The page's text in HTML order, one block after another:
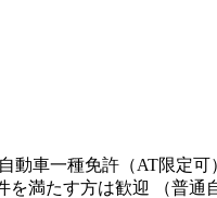
動車一種免許（AT限定
を満たす方は歓迎 （普通